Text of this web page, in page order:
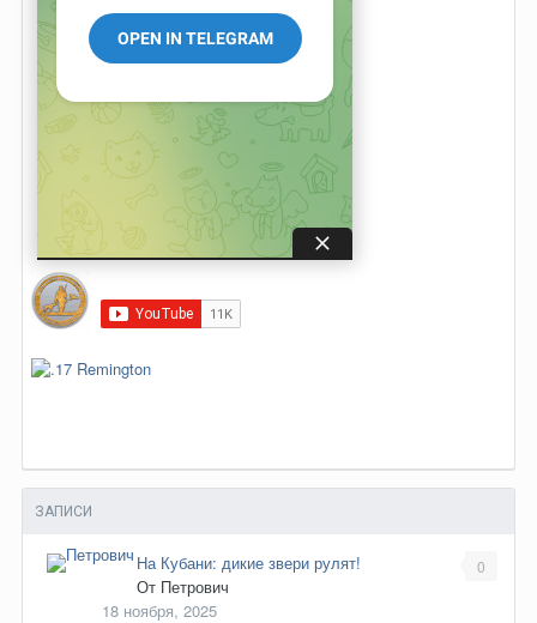
ЗАПИСИ
0
На Кубани: дикие звери рулят!
От Петрович
18 ноября, 2025